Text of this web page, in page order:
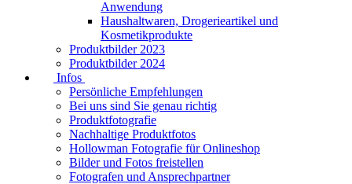
Anwendung
Haushaltwaren, Drogerieartikel und
Kosmetikprodukte
Produktbilder 2023
Produktbilder 2024
Infos
Persönliche Empfehlungen
Bei uns sind Sie genau richtig
Produktfotografie
Nachhaltige Produktfotos
Hollowman Fotografie für Onlineshop
Bilder und Fotos freistellen
Fotografen und Ansprechpartner